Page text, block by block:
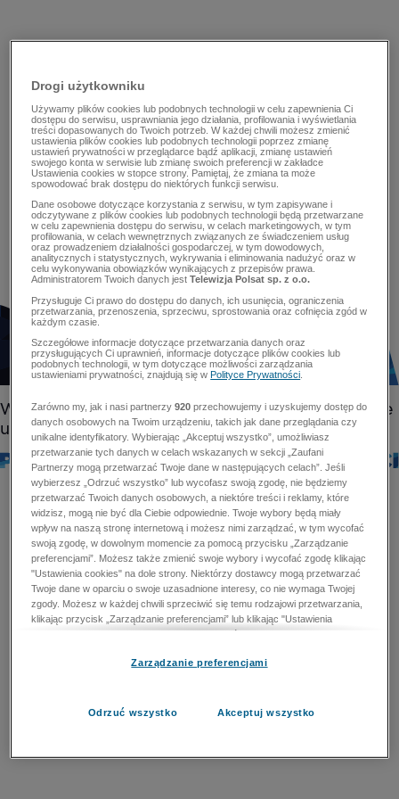
Drogi użytkowniku
Używamy plików cookies lub podobnych technologii w celu zapewnienia Ci
dostępu do serwisu, usprawniania jego działania, profilowania i wyświetlania
treści dopasowanych do Twoich potrzeb. W każdej chwili możesz zmienić
ustawienia plików cookies lub podobnych technologii poprzez zmianę
ustawień prywatności w przeglądarce bądź aplikacji, zmianę ustawień
swojego konta w serwisie lub zmianę swoich preferencji w zakładce
Ustawienia cookies w stopce strony. Pamiętaj, że zmiana ta może
spowodować brak dostępu do niektórych funkcji serwisu.
Dane osobowe dotyczące korzystania z serwisu, w tym zapisywane i
odczytywane z plików cookies lub podobnych technologii będą przetwarzane
w celu zapewnienia dostępu do serwisu, w celach marketingowych, w tym
profilowania, w celach wewnętrznych związanych ze świadczeniem usług
oraz prowadzeniem działalności gospodarczej, w tym dowodowych,
analitycznych i statystycznych, wykrywania i eliminowania nadużyć oraz w
celu wykonywania obowiązków wynikających z przepisów prawa.
Administratorem Twoich danych jestTelewizja Polsat sp. z o.o.
Przysługuje Ci prawo do dostępu do danych, ich usunięcia, ograniczenia
przetwarzania, przenoszenia, sprzeciwu, sprostowania oraz cofnięcia zgód w
każdym czasie.
Szczegółowe informacje dotyczące przetwarzania danych oraz
przysługujących Ci uprawnień, informacje dotyczące plików cookies lub
podobnych technologii, w tym dotyczące możliwości zarządzania
ustawieniami prywatności, znajdują się wPolityce Prywatności
Zarówno my, jak i nasi partnerzy920 przechowujemy i uzyskujemy dostęp do
danych osobowych na Twoim urządzeniu, takich jak dane przeglądania czy
unikalne identyfikatory. Wybierając „Akceptuj wszystko”, umożliwiasz
przetwarzanie tych danych w celach wskazanych w sekcji „Zaufani
Partnerzy mogą przetwarzać Twoje dane w następujących celach”. Jeśli
wybierzesz „Odrzuć wszystko” lub wycofasz swoją zgodę, nie będziemy
przetwarzać Twoich danych osobowych, a niektóre treści i reklamy, które
widzisz, mogą nie być dla Ciebie odpowiednie. Twoje wybory będą miały
wpływ na naszą stronę internetową i możesz nimi zarządzać, w tym wycofać
swoją zgodę, w dowolnym momencie za pomocą przycisku „Zarządzanie
preferencjami”. Możesz także zmienić swoje wybory i wycofać zgodę klikając
"Ustawienia cookies" na dole strony. Niektórzy dostawcy mogą przetwarzać
Twoje dane w oparciu o swoje uzasadnione interesy, co nie wymaga Twojej
zgody. Możesz w każdej chwili sprzeciwić się temu rodzajowi przetwarzania,
klikając przycisk „Zarządzanie preferencjami” lub klikając "Ustawienia
cookies" na dole strony. Nie możesz sprzeciwić się przetwarzaniu przez
zapobiegania oszustwom i naprawiania błędów, a w tym celu mogą zostać
przetwarzaniu danych osobowych w celu dostarczania i prezentacji reklam i
Zarządzanie preferencjami
Odrzuć wszystko Akceptuj wszystko